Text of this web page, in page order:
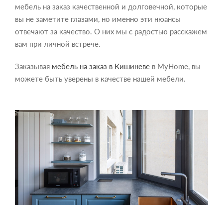
мебель на заказ качественной и долговечной, которые
вы не заметите глазами, но именно эти нюансы
отвечают за качество. О них мы с радостью расскажем
вам при личной встрече.
Заказывая мебель на заказ в Кишиневе в MyHome, вы
можете быть уверены в качестве нашей мебели.